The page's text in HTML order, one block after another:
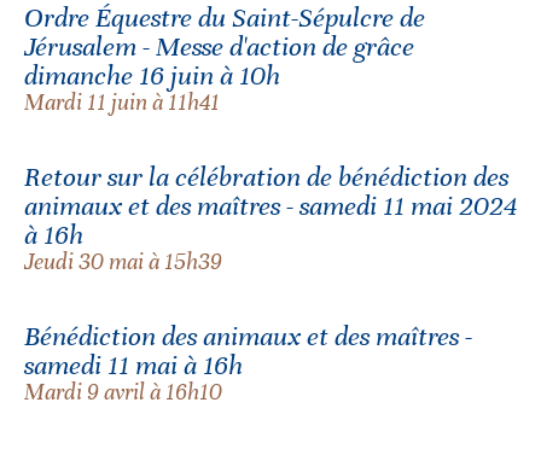
Ordre Équestre du Saint-Sépulcre de
Jérusalem - Messe d'action de grâce
dimanche 16 juin à 10h
Mardi 11 juin à 11h41
Retour sur la célébration de bénédiction des
animaux et des maîtres - samedi 11 mai 2024
à 16h
Jeudi 30 mai à 15h39
Bénédiction des animaux et des maîtres -
samedi 11 mai à 16h
Mardi 9 avril à 16h10